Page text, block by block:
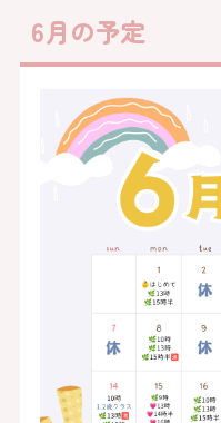
6月の予定